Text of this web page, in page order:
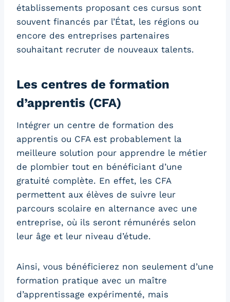
établissements proposant ces cursus sont
souvent financés par l’État, les régions ou
encore des entreprises partenaires
souhaitant recruter de nouveaux talents.
Les centres de formation
d’apprentis (CFA)
Intégrer un centre de formation des
apprentis ou CFA est probablement la
meilleure solution pour apprendre le métier
de plombier tout en bénéficiant d’une
gratuité complète. En effet, les CFA
permettent aux élèves de suivre leur
parcours scolaire en alternance avec une
entreprise, où ils seront rémunérés selon
leur âge et leur niveau d’étude.
Ainsi, vous bénéficierez non seulement d’une
formation pratique avec un maître
d’apprentissage expérimenté, mais